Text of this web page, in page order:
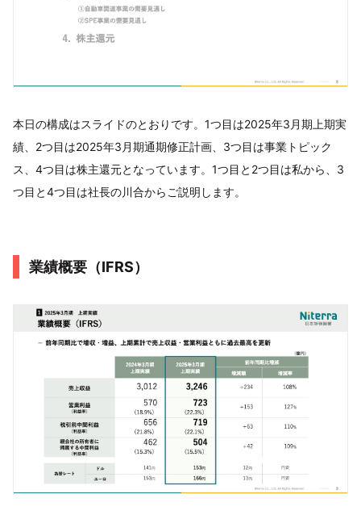
本日の構成はスライドのとおりです。1つ目は2025年3月期上期実
績、2つ目は2025年3月期通期修正計画、3つ目は事業トピック
ス、4つ目は株主還元となっています。1つ目と2つ目は私から、3
つ目と4つ目は社長の川合からご説明します。
業績概要（IFRS）